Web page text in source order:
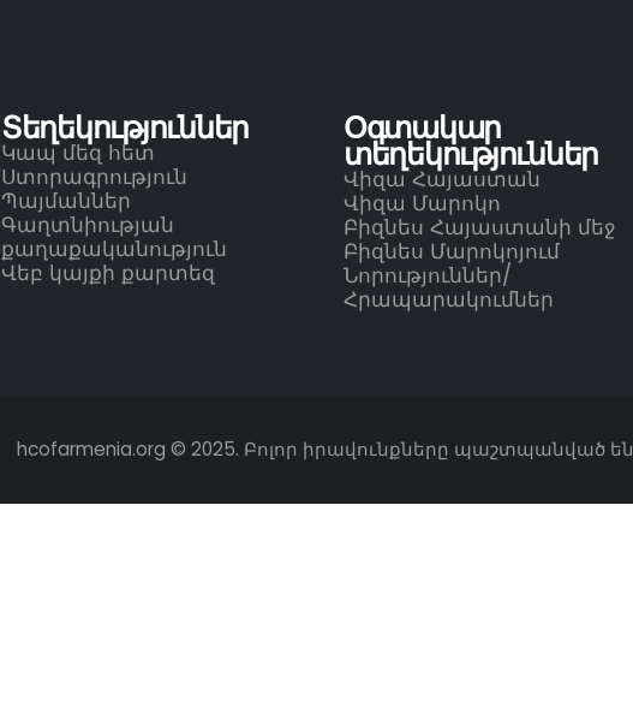
Տեղեկություններ
Կապ մեզ հետ
Ստորագրություն
Պայմաններ
Գաղտնիության
քաղաքականություն
Վեբ կայքի քարտեզ
Օգտակար
տեղեկություններ
Վիզա Հայաստան
Վիզա Մարոկո
Բիզնես Հայաստանի մեջ
Բիզնես Մարոկոյում
Նորություններ/
Հրապարակումներ
hcofarmenia.org © 2025. Բոլոր իրավունքները պաշտպանված են